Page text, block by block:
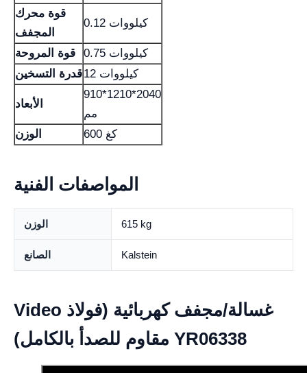
قوة محرك
المجفف
0.12 كيلووات
قوة المروحة
0.75 كيلووات
قدرة التسخين
12 كيلووات
الأبعاد
910*1210*2040
مم
الوزن
600 كغ
المواصفات الفنية
الوزن 615 kg
الصانع Kalstein
Video غسالة/مجفف كهربائية (فولاذ
مقاوم للصدأ بالكامل) YR06338